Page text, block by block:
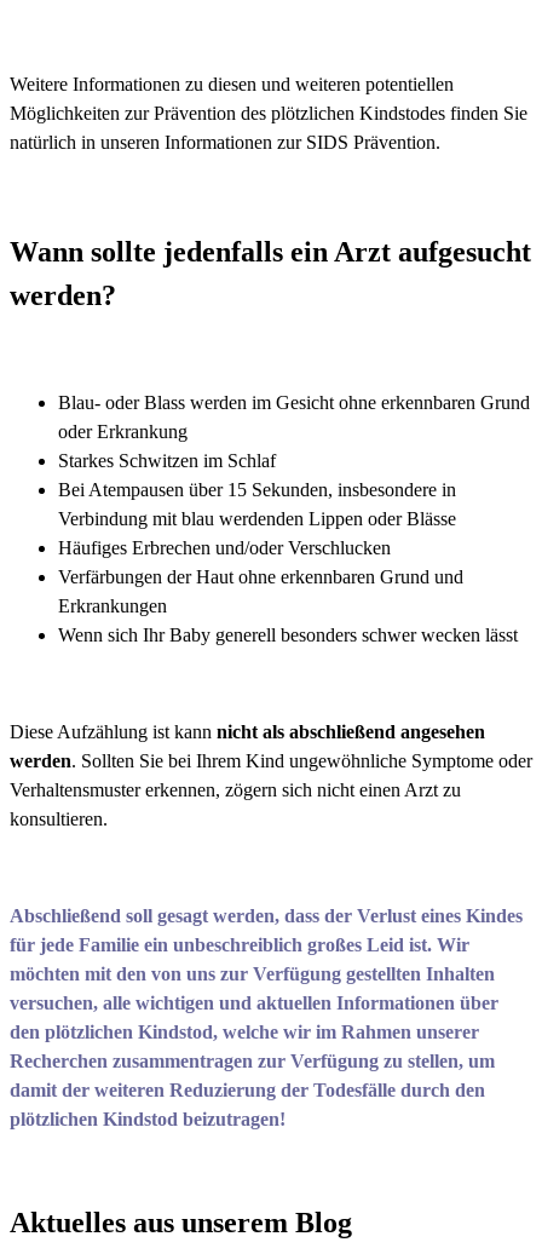
Weitere Informationen zu diesen und weiteren potentiellen
Möglichkeiten zur Prävention des plötzlichen Kindstodes finden Sie
natürlich in unseren Informationen zur SIDS Prävention.
Wann sollte jedenfalls ein Arzt aufgesucht
werden?
Blau- oder Blass werden im Gesicht ohne erkennbaren Grund
oder Erkrankung
Starkes Schwitzen im Schlaf
Bei Atempausen über 15 Sekunden, insbesondere in
Verbindung mit blau werdenden Lippen oder Blässe
Häufiges Erbrechen und/oder Verschlucken
Verfärbungen der Haut ohne erkennbaren Grund und
Erkrankungen
Wenn sich Ihr Baby generell besonders schwer wecken lässt
Diese Aufzählung ist kann nicht als abschließend angesehen
werden. Sollten Sie bei Ihrem Kind ungewöhnliche Symptome oder
Verhaltensmuster erkennen, zögern sich nicht einen Arzt zu
konsultieren.
Abschließend soll gesagt werden, dass der Verlust eines Kindes
für jede Familie ein unbeschreiblich großes Leid ist. Wir
möchten mit den von uns zur Verfügung gestellten Inhalten
versuchen, alle wichtigen und aktuellen Informationen über
den plötzlichen Kindstod, welche wir im Rahmen unserer
Recherchen zusammentragen zur Verfügung zu stellen, um
damit der weiteren Reduzierung der Todesfälle durch den
plötzlichen Kindstod beizutragen!
Aktuelles aus unserem Blog